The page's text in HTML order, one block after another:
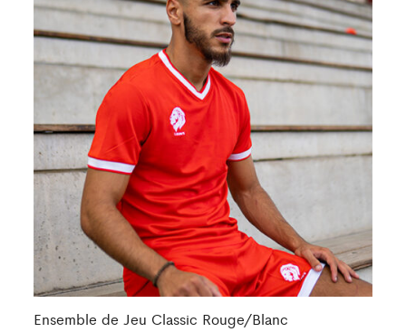
Ensemble de Jeu Classic Rouge/Blanc